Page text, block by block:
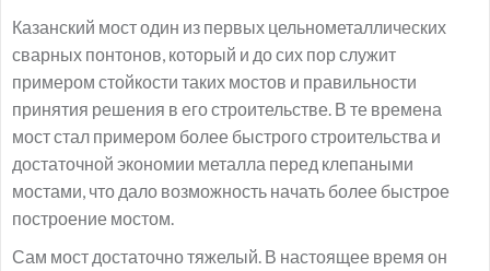
Казанский мост один из первых цельнометаллических
сварных понтонов, который и до сих пор служит
примером стойкости таких мостов и правильности
принятия решения в его строительстве. В те времена
мост стал примером более быстрого строительства и
достаточной экономии металла перед клепаными
мостами, что дало возможность начать более быстрое
построение мостом.
Сам мост достаточно тяжелый. В настоящее время он